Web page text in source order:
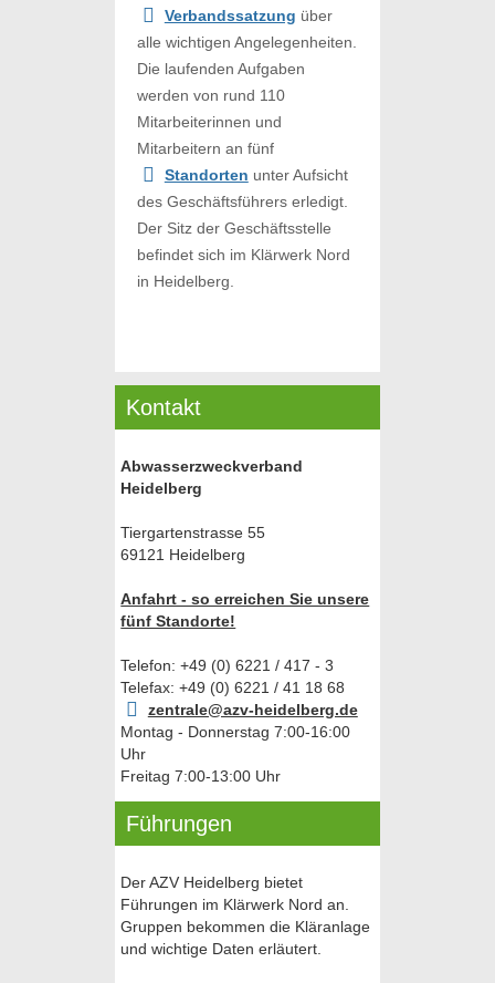
Verbandssatzung über
alle wichtigen Angelegenheiten.
Die laufenden Aufgaben
werden von rund 110
Mitarbeiterinnen und
Mitarbeitern an fünf
Standorten unter Aufsicht
des Geschäftsführers erledigt.
Der Sitz der Geschäftsstelle
befindet sich im Klärwerk Nord
in Heidelberg.
Kontakt
Abwasserzweckverband
Heidelberg
Tiergartenstrasse 55
69121 Heidelberg
Anfahrt - so erreichen Sie unsere
fünf Standorte!
Telefon: +49 (0) 6221 / 417 - 3
Telefax: +49 (0) 6221 / 41 18 68
zentrale@azv-heidelberg.de
Montag - Donnerstag 7:00-16:00
Uhr
Freitag 7:00-13:00 Uhr
Führungen
Der AZV Heidelberg bietet
Führungen im Klärwerk Nord an.
Gruppen bekommen die Kläranlage
und wichtige Daten erläutert.